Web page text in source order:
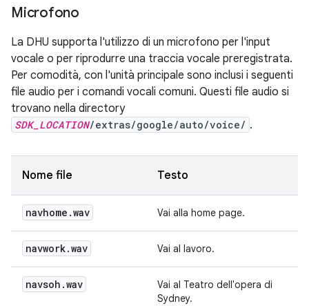
Microfono
La DHU supporta l'utilizzo di un microfono per l'input
vocale o per riprodurre una traccia vocale preregistrata.
Per comodità, con l'unità principale sono inclusi i seguenti
file audio per i comandi vocali comuni. Questi file audio si
trovano nella directory
SDK_LOCATION/extras/google/auto/voice/ .
Nome file Testo
navhome .wav Vai alla home page.
navwork.wav Vai al lavoro.
navsoh .wav
Vai al Teatro dell'opera di
Sydney.